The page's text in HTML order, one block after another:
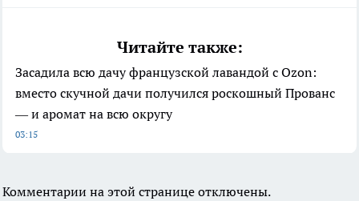
Читайте также:
Засадила всю дачу французской лавандой с Ozon:
вместо скучной дачи получился роскошный Прованс
— и аромат на всю округу
03:15
Комментарии на этой странице отключены.